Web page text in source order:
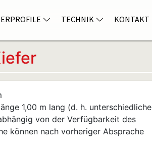
TECHNIK KONTAKT
1,00 m lang (d. h. unterschiedliche
von der Verfügbarkeit des
können nach vorheriger Absprache